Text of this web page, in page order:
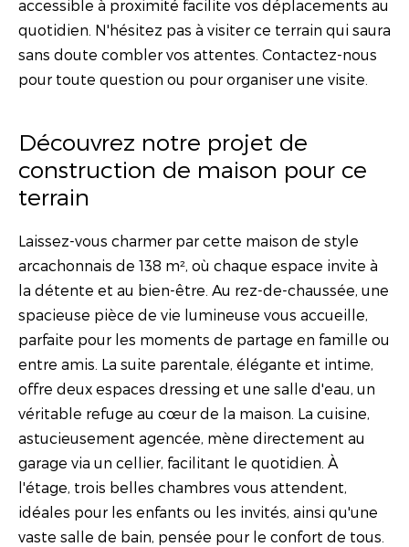
accessible à proximité facilite vos déplacements au
quotidien. N'hésitez pas à visiter ce terrain qui saura
sans doute combler vos attentes. Contactez-nous
pour toute question ou pour organiser une visite.
Découvrez notre projet de
construction de maison pour ce
terrain
Laissez-vous charmer par cette maison de style
arcachonnais de 138 m², où chaque espace invite à
la détente et au bien-être. Au rez-de-chaussée, une
spacieuse pièce de vie lumineuse vous accueille,
parfaite pour les moments de partage en famille ou
entre amis. La suite parentale, élégante et intime,
offre deux espaces dressing et une salle d'eau, un
véritable refuge au cœur de la maison. La cuisine,
astucieusement agencée, mène directement au
garage via un cellier, facilitant le quotidien. À
l'étage, trois belles chambres vous attendent,
idéales pour les enfants ou les invités, ainsi qu'une
vaste salle de bain, pensée pour le confort de tous.